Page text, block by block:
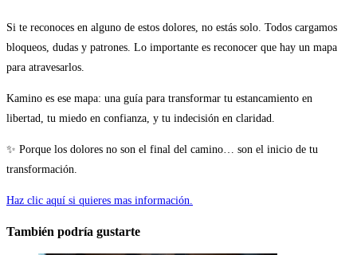
Si te reconoces en alguno de estos dolores, no estás solo. Todos cargamos
bloqueos, dudas y patrones. Lo importante es reconocer que hay un mapa
para atravesarlos.
Kamino es ese mapa: una guía para transformar tu estancamiento en
libertad, tu miedo en confianza, y tu indecisión en claridad.
✨ Porque los dolores no son el final del camino… son el inicio de tu
transformación.
Haz clic aquí si quieres mas información.
También podría gustarte